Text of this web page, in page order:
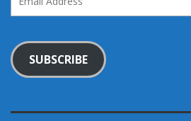
Address
SUBSCRIBE